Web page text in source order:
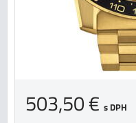
503,50 € s DPH